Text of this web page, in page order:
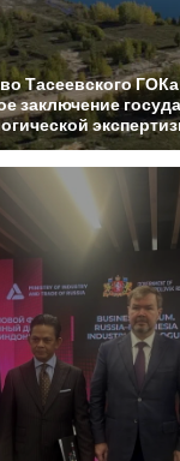
ТасеевскогоГОКа
заключение